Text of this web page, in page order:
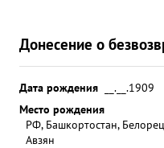
Донесение о
Дата рождения
__.__.1909
Место рождения
РФ, Башкортостан,
Авзян